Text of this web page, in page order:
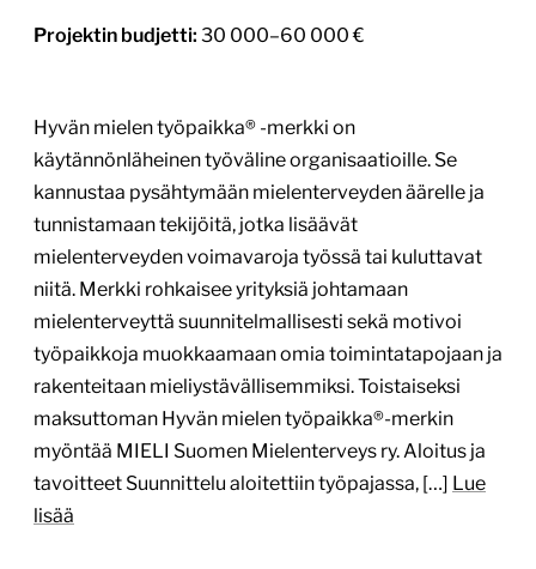
Projektin budjetti: 30 000–60 000 €
Hyvän mielen työpaikka® -merkki on
käytännönläheinen työväline organisaatioille. Se
kannustaa pysähtymään mielenterveyden äärelle ja
tunnistamaan tekijöitä, jotka lisäävät
mielenterveyden voimavaroja työssä tai kuluttavat
niitä. Merkki rohkaisee yrityksiä johtamaan
mielenterveyttä suunnitelmallisesti sekä motivoi
työpaikkoja muokkaamaan omia toimintatapojaan ja
rakenteitaan mieliystävällisemmiksi. Toistaiseksi
maksuttoman Hyvän mielen työpaikka®-merkin
myöntää MIELI Suomen Mielenterveys ry. Aloitus ja
tavoitteet Suunnittelu aloitettiin työpajassa, […] Lue
lisää